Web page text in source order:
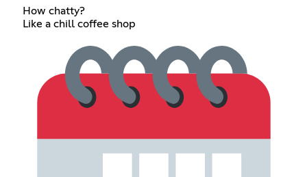
How chatty?
Like a chill coffee shop